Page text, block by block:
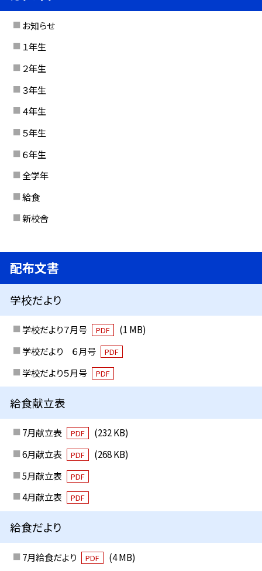
お知らせ
１年生
２年生
３年生
４年生
５年生
６年生
全学年
給食
新校舎
配布文書
学校だより
学校だより７月号 PDF
(1 MB)
学校だより ６月号
PDF
学校だより５月号 PDF
給食献立表
7月献立表 PDF
(232 KB)
6月献立表
PDF
(268 KB)
5月献立表
PDF
4月献立表 PDF
給食だより
7月給食だより PDF
(4 MB)